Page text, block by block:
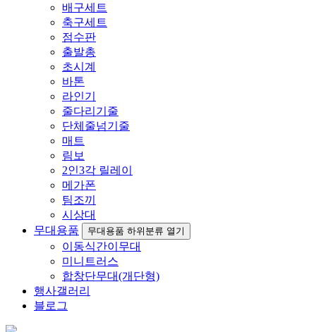
배구세트
축구세트
점수판
출발총
초시계
바톤
라인기
줄다리기줄
단체줄넘기줄
매트
림보
2인3각 릴레이
메가폰
팀조끼
시상대
무대용품
무대용품 하위분류 열기
이동식간이무대
미니트러스
합창단무대(개단형)
행사갤러리
블로그